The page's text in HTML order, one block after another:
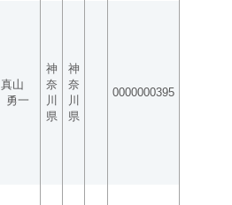
真山
勇一
神
奈
川
県
神
奈
川
県
0000000395